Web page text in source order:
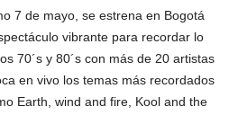
7 de mayo, se estrena en Bogotá
vibrante para recordar lo
70´s y 80´s con más de 20 artistas
en vivo los temas más recordados
Earth, wind and fire, Kool and the